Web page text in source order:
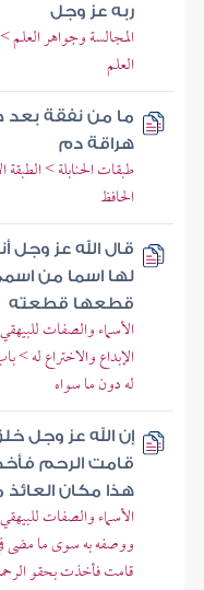
ربه عز وجل
المجالسة وجواهر
العلم
ما من نفقة بعد
هراقة دم
طبقات الحنابلة >
الحافظ
قال الله عز وجل
لها اسما من
قطعها قطعته
الأسماء والصفات
الإبداع والاختراع له >
له دون ما سواه
إن الله عز وجل
قامت الرحم
هذا مكان
الأسماء والصفات
ووصفه به سوى ما مضى
قامت فأخذت بحقو